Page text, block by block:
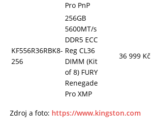
Pro PnP
KF556R36RBK8-
256
256GB
5600MT/s
DDR5 ECC
Reg CL36
DIMM (Kit
of 8) FURY
Renegade
Pro XMP
36 999 Kč
Zdroj a foto: https://www.kingston.com